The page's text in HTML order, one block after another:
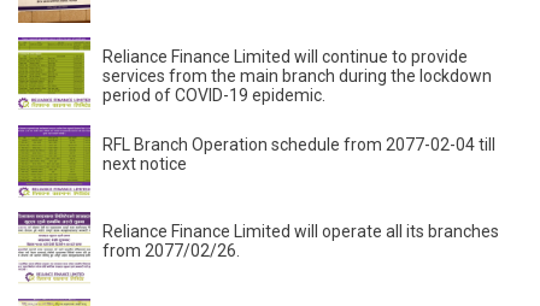
Reliance Finance Limited will continue to provide
services from the main branch during the lockdown
period of COVID-19 epidemic.
RFL Branch Operation schedule from 2077-02-04 till
next notice
Reliance Finance Limited will operate all its branches
from 2077/02/26.